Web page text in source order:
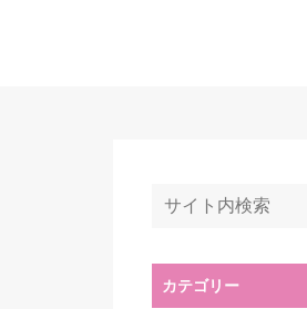
カテゴリー